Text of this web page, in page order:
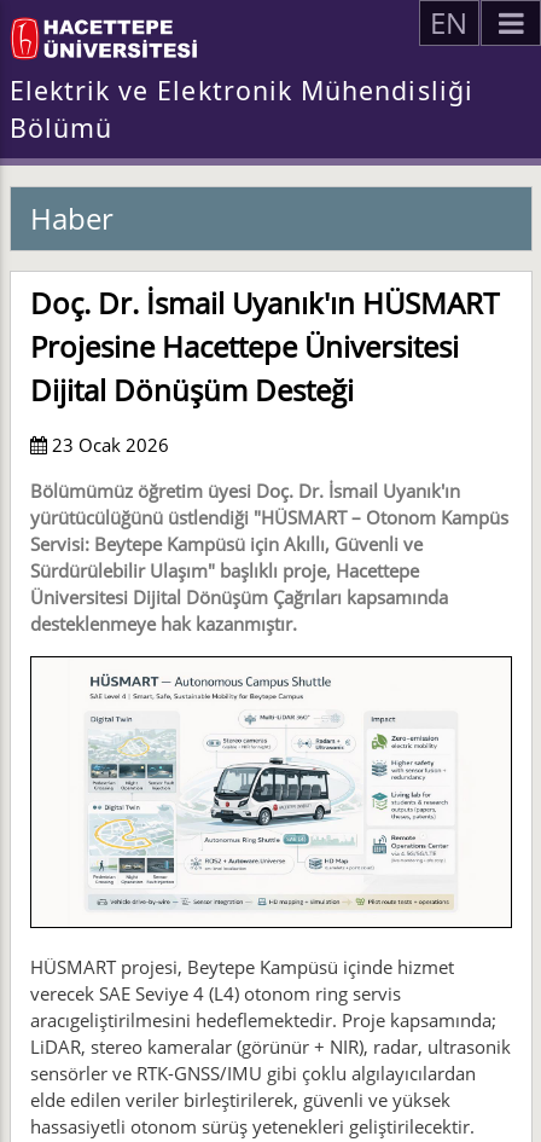
EN
Elektrik ve Elektronik Mühendisliği
Bölümü
Haber
Doç. Dr. İsmail Uyanık'ın HÜSMART
Projesine Hacettepe Üniversitesi
Dijital Dönüşüm Desteği
23 Ocak 2026
Bölümümüz öğretim üyesi Doç. Dr. İsmail Uyanık'ın
yürütücülüğünü üstlendiği "HÜSMART – Otonom Kampüs
Servisi: Beytepe Kampüsü için Akıllı, Güvenli ve
Sürdürülebilir Ulaşım" başlıklı proje, Hacettepe
Üniversitesi Dijital Dönüşüm Çağrıları kapsamında
desteklenmeye hak kazanmıştır.
HÜSMART projesi, Beytepe Kampüsü içinde hizmet
verecek SAE Seviye 4 (L4) otonom ring servis
aracıgeliştirilmesini hedeflemektedir. Proje kapsamında;
LiDAR, stereo kameralar (görünür + NIR), radar, ultrasonik
sensörler ve RTK-GNSS/IMU gibi çoklu algılayıcılardan
elde edilen veriler birleştirilerek, güvenli ve yüksek
hassasiyetli otonom sürüş yetenekleri geliştirilecektir.